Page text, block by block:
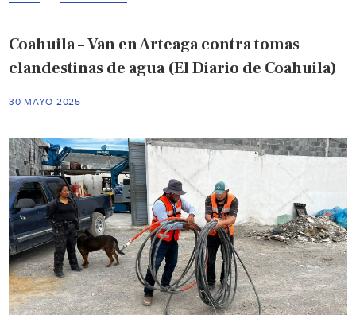
Coahuila – Van en Arteaga contra tomas
clandestinas de agua (El Diario de Coahuila)
30 MAYO 2025